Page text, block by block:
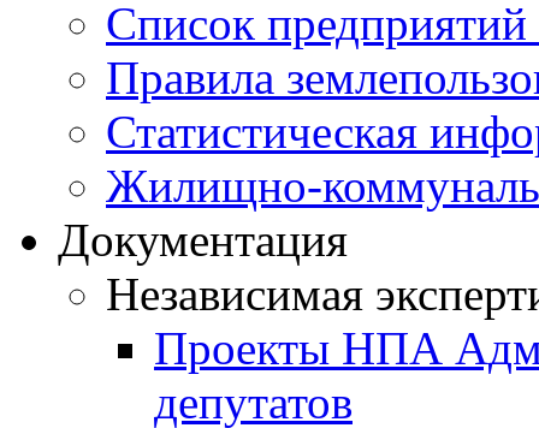
Список предприятий
Правила
Статистическая
Жилищно-
Документация
Независимая
Проекты НПА
депутатов